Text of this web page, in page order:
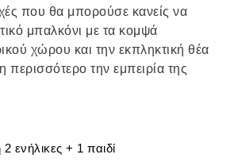
που θα μπορούσε κανείς να
μπαλκόνι με τα κομψά
χώρου και την εκπληκτική θέα
περισσότερο την εμπειρία της
ενήλικες + 1 παιδί